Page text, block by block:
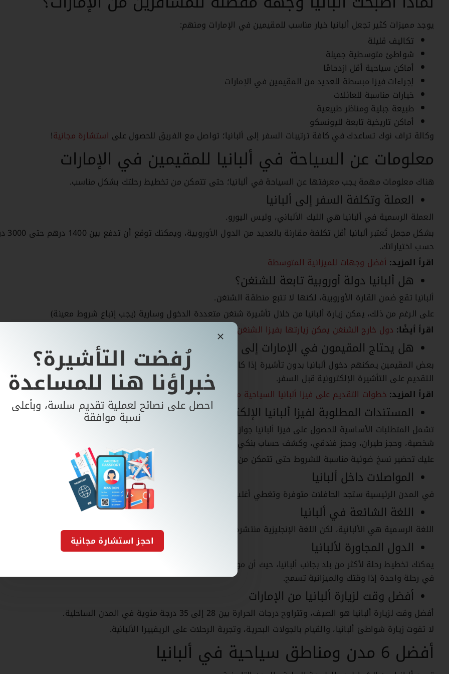
يوجد مميزات كثير تجعل ألبانيا خيار مناسب للمقيمين في الإمارات ومنهم:
تكاليف قليلة
شواطئ متوسطية جميلة
أماكن سياحية أقل ازدحامًا
إجراءات فيزا مبسطة للعديد من المقيمين في الإمارات
خيارات مناسبة للعائلات
طبيعة جبلية ومناظر طبيعية
أماكن تاريخية تابعة لليونسكو
وكالة تراف نوك تساعدك في كافة ترتيبات السفر إلى ألبانيا؛ تواصل مع الفريق للحصول على استشارة مجانية!
معلومات عن السياحة في ألبانيا للمقيمين في الإمارات
هناك معلومات مهمة يجب معرفتها عن السياحة في ألبانيا؛ حتى تتمكن من تخطيط رحلتك بشكل مناسب.
العملة وتكلفة السفر إلى ألبانيا
العملة الرسمية في ألبانيا هي الليك الألباني، وليس اليورو.
بشكل
حسب اختياراتك.
اقرأ المزيد: أفضل وجهات للميزانية المتوسطة
هل ألبانيا دولة أوروبية تابعة للشنغن؟
ألبانيا تقع ضمن القارة الأوروبية، لكنها لا تتبع منطقة الشنغن.
على الرغم من ذلك، يمكن زيارة ألبانيا من خلال تأشيرة شنغن متعددة الدخول وسارية (يجب إتباع شروط معينة)
اقرأ أيضًا: دول خارج الشنغن يمكن زيارتها بفيزا الشنغن
هل يحتاج المقيمون في الإمارات إلى فيزا ألبانيا؟
بعض المقيمين يمكنهم دخول ألبانيا بدون تأشيرة إذا كانوا يحملون تأشيرات متعددة الدخول لبعض الدول، بينما يحتاج
التقديم على التأشيرة الإلكترونية قبل السفر.
اقرأ المزيد: خطوات التقديم على فيزا ألبانيا السياحية من الإمارات
المستندات المطلوبة لفيزا ألبانيا الإلكترونية
شخصية، وحجز طيران، وحجز فندقي، وكشف حساب بنكي.
عليك تحضير نسخ ضوئية مناسبة للشروط حتى تتمكن من تقديمها ضمن الملف الإلكتروني.
المواصلات داخل ألبانيا
في المدن الرئيسية ستجد الحافلات متوفرة وتغطي أغلب المناطق السياحية في ألبانيا.
اللغة الشائعة في ألبانيا
اللغة الرسمية هي الألبانية، لكن اللغة الإنجليزية منتشرة في المناطق السياحية.
الدول المجاورة لألبانيا
يمكنك تخطيط رحلة لأكثر من بلد بجانب ألبانيا، حيث أن مونتينيغرو، وكوسوفو، ومقدونيا الشمالية قريبين جدًا من ألبانيا
في رحلة واحدة إذا وقتك والميزانية تسمح.
أفضل وقت لزيارة ألبانيا من الإمارات
أفضل وقت لزيارة ألبانيا هو الصيف، وتتراوح درجات الحرارة بين 28 إلى 35 درجة مئوية في المدن الساحلية.
لا تفوت زيارة شواطئ ألبانيا، والقيام بالجولات البحرية، وتجربة الرحلات على الريفييرا الألبانية.
أفضل 6 مدن ومناطق سياحية في ألبانيا
رُفضت التأشيرة؟
خبراؤنا هنا للمساعدة
احصل على نصائح لعملية تقديم سلسة، وبأعلى
نسبة موافقة
احجز استشارة مجانية